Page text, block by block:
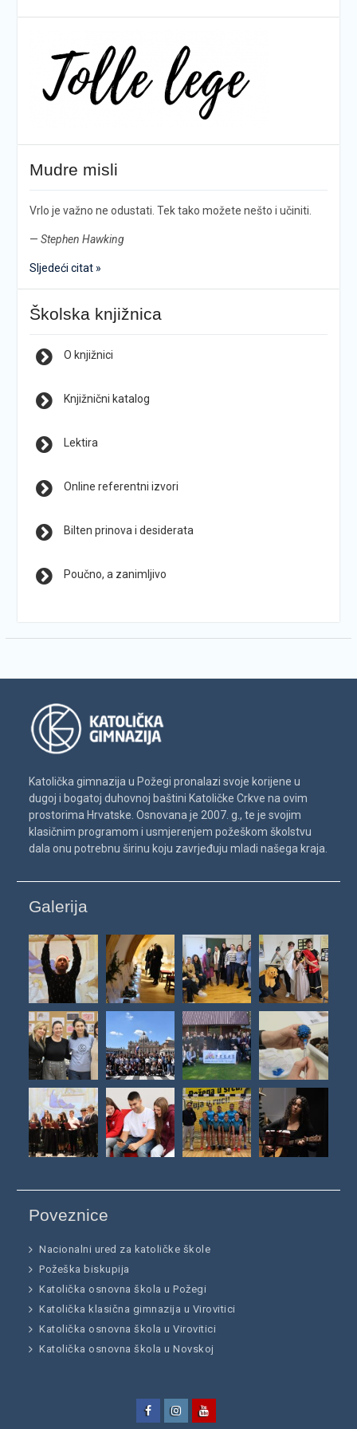
Mudre misli
Vrlo je važno ne odustati. Tek tako možete nešto i učiniti.
— Stephen Hawking
Sljedeći citat »
Školska knjižnica
O knjižnici
Knjižnični katalog
Lektira
Online referentni izvori
Bilten prinova i desiderata
Poučno, a zanimljivo
Katolička gimnazija u Požegi pronalazi svoje korijene u
dugoj i bogatoj duhovnoj baštini Katoličke Crkve na ovim
prostorima Hrvatske. Osnovana je 2007. g., te je svojim
klasičnim programom i usmjerenjem požeškom školstvu
dala onu potrebnu širinu koju zavrjeđuju mladi našega kraja.
Galerija
Poveznice
Nacionalni ured za katoličke škole
Požeška biskupija
Katolička osnovna škola u Požegi
Katolička klasična gimnazija u Virovitici
Katolička osnovna škola u Virovitici
Katolička osnovna škola u Novskoj